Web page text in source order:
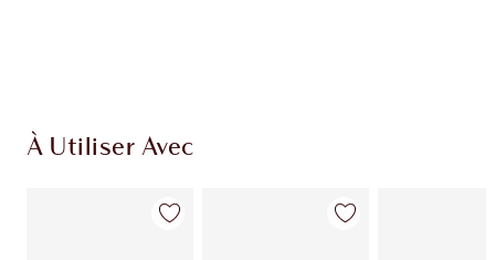
À Utiliser Avec